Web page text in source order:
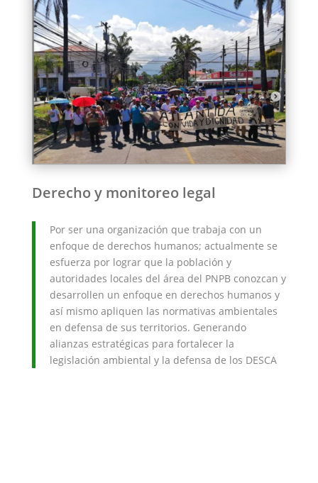
Derecho y monitoreo legal
Por ser una organización que trabaja con un
enfoque de derechos humanos; actualmente se
esfuerza por lograr que la población y
autoridades locales del área del PNPB conozcan y
desarrollen un enfoque en derechos humanos y
así mismo apliquen las normativas ambientales
en defensa de sus territorios. Generando
alianzas estratégicas para fortalecer la
legislación ambiental y la defensa de los DESCA